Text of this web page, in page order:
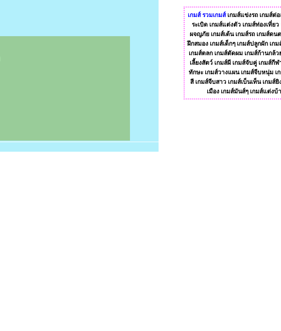
เกมส์ รวมเกมส์ เกมส์แข่งรถ เกมส์ต่อ
ระเบิด เกมส์แต่งตัว เกมส์ท่องเที่ยว
ผจญภัย เกมส์เต้น เกมส์รถ เกมส์ดน
ฝึกสมอง เกมส์เด็กๆ เกมส์ปลูกผัก เก
เกมส์ตลก เกมส์ตัดผม เกมส์ก้านกล้ว
เลี้ยงสัตว์ เกมส์ผี เกมส์จับคู่ เกมส์กีฬ
ทักษะ เกมส์วางแผน เกมส์จีบหนุ่ม เ
สี เกมส์จีบสาว เกมส์เบ็นเท็น เกมส์ยิ
เมือง เกมส์มันส์ๆ เกมส์แต่งบ้